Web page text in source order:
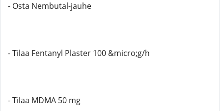
- Osta Nembutal-jauhe
- Tilaa Fentanyl Plaster 100 &micro;g/h
- Tilaa MDMA 50 mg